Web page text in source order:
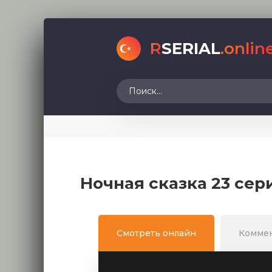
RSERIAL
Ночная сказка 23
Смотреть онлайн